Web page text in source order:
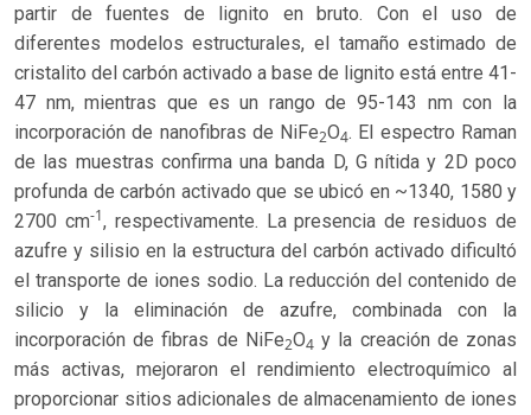
partir de fuentes de lignito en bruto. Con el uso de
diferentes modelos estructurales, el tamaño estimado de
cristalito del carbón activado a base de lignito está entre 41-
47 nm, mientras que es un rango de 95-143 nm con la
incorporación de nanofibras de NiFe2O4. El espectro Raman
de las muestras confirma una banda D, G nítida y 2D poco
profunda de carbón activado que se ubicó en ~1340, 1580 y
2700 cm-1, respectivamente. La presencia de residuos de
azufre y silisio en la estructura del carbón activado dificultó
el transporte de iones sodio. La reducción del contenido de
silicio y la eliminación de azufre, combinada con la
incorporación de fibras de NiFe2O4 y la creación de zonas
más activas, mejoraron el rendimiento electroquímico al
proporcionar sitios adicionales de almacenamiento de iones